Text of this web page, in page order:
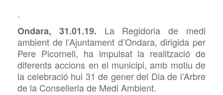
Ondara, 31.01.19. La Regidoria de medi
ambient de l’Ajuntament d’Ondara, dirigida per
Pere Picornell, ha impulsat la realització de
diferents accions en el municipi, amb motiu de
la celebració hui 31 de gener del Dia de l’Arbre
de la Conselleria de Medi Ambient.